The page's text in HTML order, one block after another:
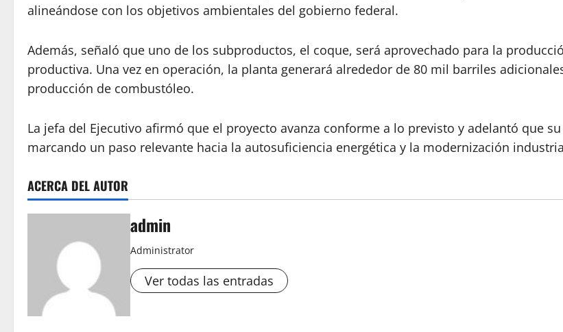
alineándose con los objetivos ambientales del gobierno federal.
Además, señaló que uno de los subproductos, el coque, será aprovechado para la
productiva. Una vez en operación, la planta generará alrededor de 80 mil barriles
producción de combustóleo.
La jefa del Ejecutivo afirmó que el proyecto avanza conforme a lo previsto y adelantó que
marcando un paso relevante hacia la autosuficiencia energética y la modernización
ACERCA DEL AUTOR
admin
Administrator
Ver todas las entradas